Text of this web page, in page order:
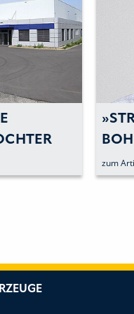
BEI
zum